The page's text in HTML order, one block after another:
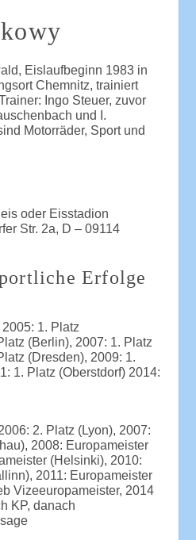
Eislaufbeginn 1983 in
Chemnitz, trainiert
Ingo Steuer, zuvor
und I.
Motorräder, Sport und
oder Eisstadion
Str. 2a, D – 09114
Erfolge
1. Platz
(Berlin), 2007: 1. Platz
(Dresden), 2009: 1.
1. Platz (Oberstdorf) 2014:
2. Platz (Lyon), 2007:
2008: Europameister
(Helsinki), 2010:
2011: Europameister
Vizeeuropameister, 2014
KP, danach